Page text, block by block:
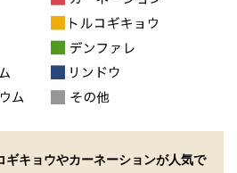
ギキョウやカーネーションが人気で